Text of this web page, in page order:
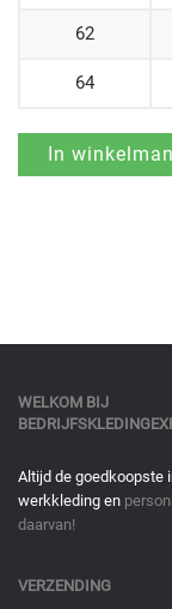
62
64
WELKOM BIJ
Altijd de goedkoopste
werkkleding en
daarvan!
VERZENDING